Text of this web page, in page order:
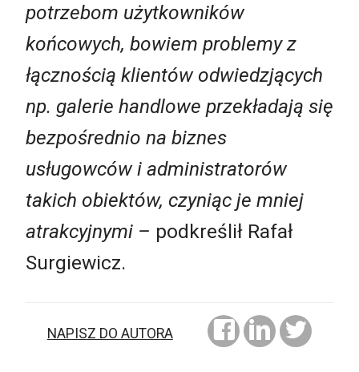
potrzebom użytkowników
końcowych, bowiem problemy z
łącznością klientów odwiedzjących
np. galerie handlowe przekładają się
bezpośrednio na biznes
usługowców i administratorów
takich obiektów, czyniąc je mniej
atrakcyjnymi – podkreślił Rafał
Surgiewicz.
NAPISZ DO AUTORA